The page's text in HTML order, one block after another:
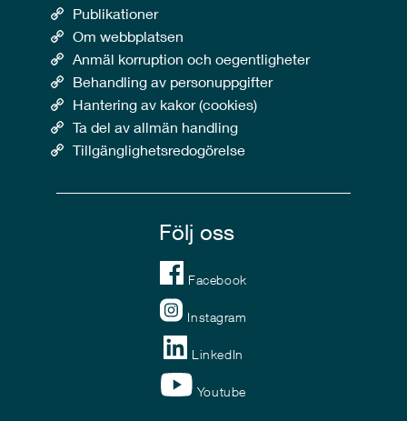
Publikationer
Om webbplatsen
Anmäl korruption och oegentligheter
Behandling av personuppgifter
Hantering av kakor (cookies)
Ta del av allmän handling
Tillgänglighetsredogörelse
Följ oss
Facebook
Instagram
LinkedIn
Youtube